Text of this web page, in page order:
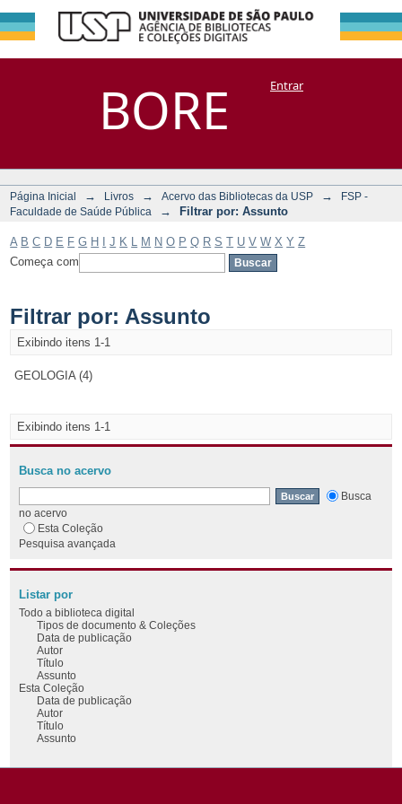
BORE
Filtrar por:
Assunto
DSpace/Manakin + CoriscoEntrar
Página Inicial → Livros → Acervo das Bibliotecas da USP →
FSP -
Faculdade de Saúde Pública
→ Filtrar por: Assunto
A B C D E F G H J K M N O P Q R S T U V W X Y Z
Começa com
Filtrar por: Assunto
Exibindo itens 1-1
GEOLOGIA (4)
Exibindo itens 1-1
Busca no acervo
Busca
no acervo
Esta Coleção
Pesquisa avançada
Listar por
Todo a biblioteca digital
Tipos de documento & Coleções
Data de publicação
Autor
Título
Assunto
Esta Coleção
Data de publicação
Autor
Título
Assunto